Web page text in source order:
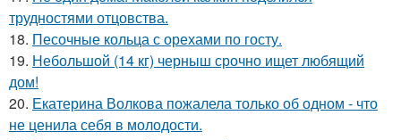
трудностями отцовства.
18. Песочные кольца с орехами по госту.
19. Небольшой (14 кг) черныш срочно ищет любящий
дом!
20. Екатерина Волкова пожалела только об одном - что
не ценила себя в молодости.